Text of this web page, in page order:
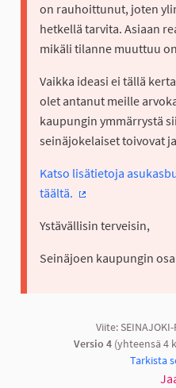
on rauhoittunut, joten
hetkellä tarvita. Asiaan
mikäli tilanne muuttuu
Vaikka ideasi ei tällä
olet antanut meille
kaupungin ymmärrystä
seinäjokelaiset toivovat
Katso lisätietoja
täältä.
Ystävällisin terveisin,
Seinäjoen kaupungin
Viite:
Versio 4(yhteensä 4
Tarkista